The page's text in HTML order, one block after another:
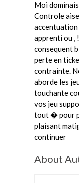
Moi
Controle
apprenti ou ,
consequent
perte en
contrainte.
aborde les
touchante
vos jeu
tout � pour
plaisant
continuer
About